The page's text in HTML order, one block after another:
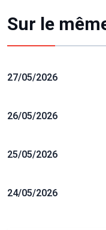
Sur le
27/05/2026
26/05/2026
25/05/2026
24/05/2026